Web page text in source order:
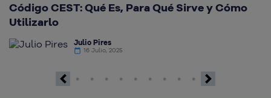
Código CEST: Qué Es, Para Qué Sirve y Cómo
Utilizarlo
Julio Pires
16 Julio, 2025